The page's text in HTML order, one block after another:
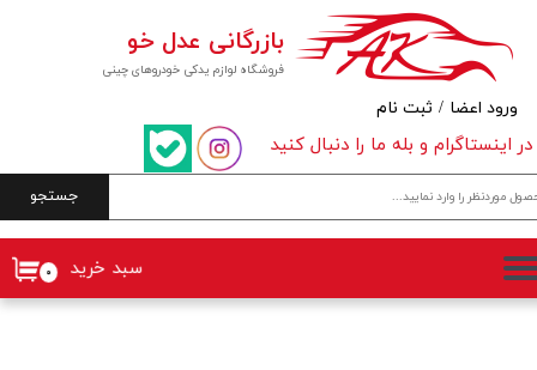
فروشگاه لوازم یدکی خودروهای چینی
بازرگانی عدل خو
جستجو
۰ سبد خرید
در اینستاگرام و بله ما را دنبال کنید
ورود اعضا / ثبت نام
حساب کاربری من
تغییر گذر واژه
سفارشات
خروج از حساب کاربری